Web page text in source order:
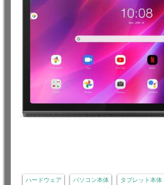
ハードウェア パソコン本体 タブレット本体